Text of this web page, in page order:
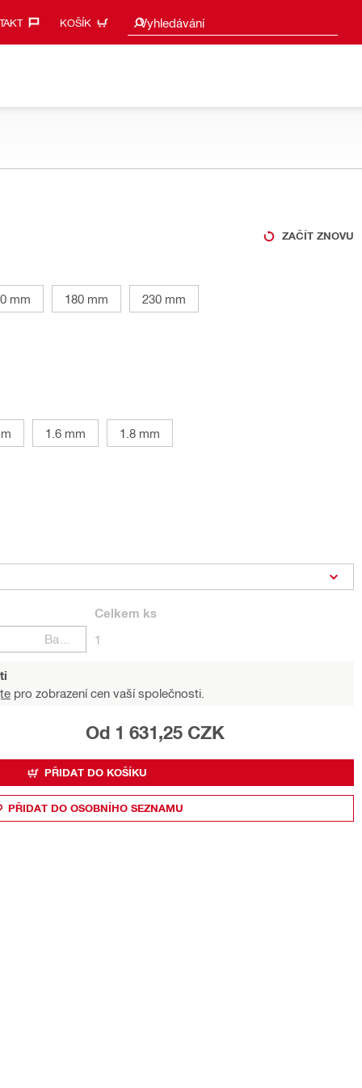
KOŠÍK Vyhledávání
Návrhy vyhledávání
ZAČÍT ZNOVU
mm 180 mm 230 mm
1.6 mm 1.8 mm
Celkem ks
1
pro zobrazení cen vaší společnosti.
Od 1 631,25 CZK
PŘIDAT DO KOŠÍKU
PŘIDAT DO OSOBNÍHO SEZNAMU